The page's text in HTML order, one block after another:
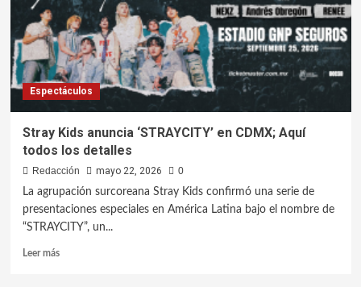
Espectáculos
Stray Kids anuncia ‘STRAYCITY’ en CDMX; Aquí
todos los detalles
Redacción mayo 22, 2026
0
La agrupación surcoreana Stray Kids confirmó una serie de
presentaciones especiales en América Latina bajo el nombre de
“STRAYCITY”, un...
Leer más